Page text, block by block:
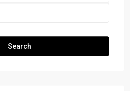
Search